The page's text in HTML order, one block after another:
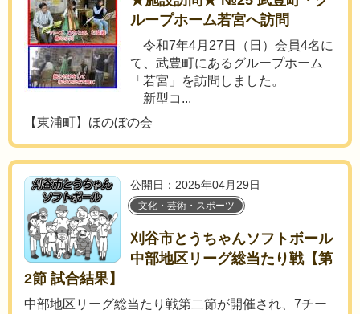
ループホーム若宮へ訪問
令和7年4月27日（日）会員4名に
て、武豊町にあるグループホーム
「若宮」を訪問しました。
新型コ...
【東浦町】ほのぼの会
公開日：2025年04月29日
文化・芸術・スポーツ
刈谷市とうちゃんソフトボール
中部地区リーグ総当たり戦【第
2節 試合結果】
中部地区リーグ総当たり戦第二節が開催され、7チー